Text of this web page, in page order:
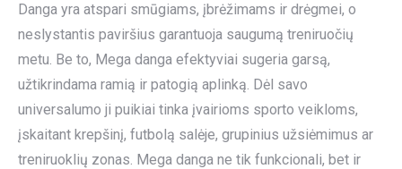
Danga yra atspari smūgiams, įbrėžimams ir drėgmei, o
neslystantis paviršius garantuoja saugumą treniruočių
metu. Be to, Mega danga efektyviai sugeria garsą,
užtikrindama ramią ir patogią aplinką. Dėl savo
universalumo ji puikiai tinka įvairioms sporto veikloms,
įskaitant krepšinį, futbolą salėje, grupinius užsiėmimus ar
treniruoklių zonas. Mega danga ne tik funkcionali, bet ir